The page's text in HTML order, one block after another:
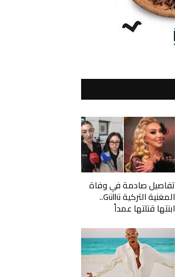
تفاصيل صادمة في وفاة
المغنية التركية Güllü..
ابنتها قتلتها عمداً